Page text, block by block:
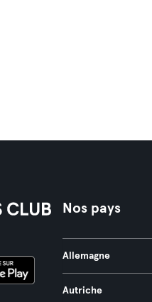
Nos pays
Allemagne
Autriche